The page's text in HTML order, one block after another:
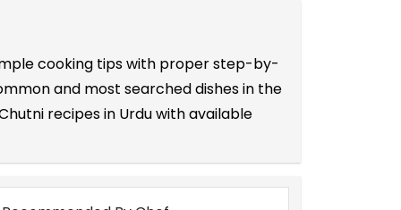
cooking tips with proper step-by-
and most searched dishes in the
recipes in Urdu with available